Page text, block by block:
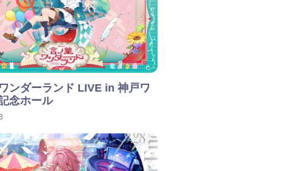
ンダーランド LIVE in 神戸ワ
念ホール